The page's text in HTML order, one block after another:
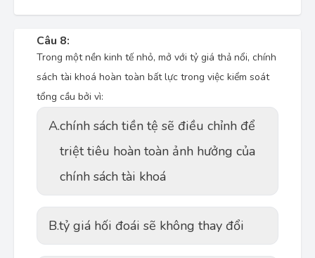
Câu 8:
Trong một nền kinh tế nhỏ, mở với tỷ giá thả nổi, chính
sách tài khoá hoàn toàn bất lực trong việc kiểm soát
tổng cầu bởi vì:
A.chính sách tiền tệ sẽ điều chỉnh để
triệt tiêu hoàn toàn ảnh hưởng của
chính sách tài khoá
B.tỷ giá hối đoái sẽ không thay đổi